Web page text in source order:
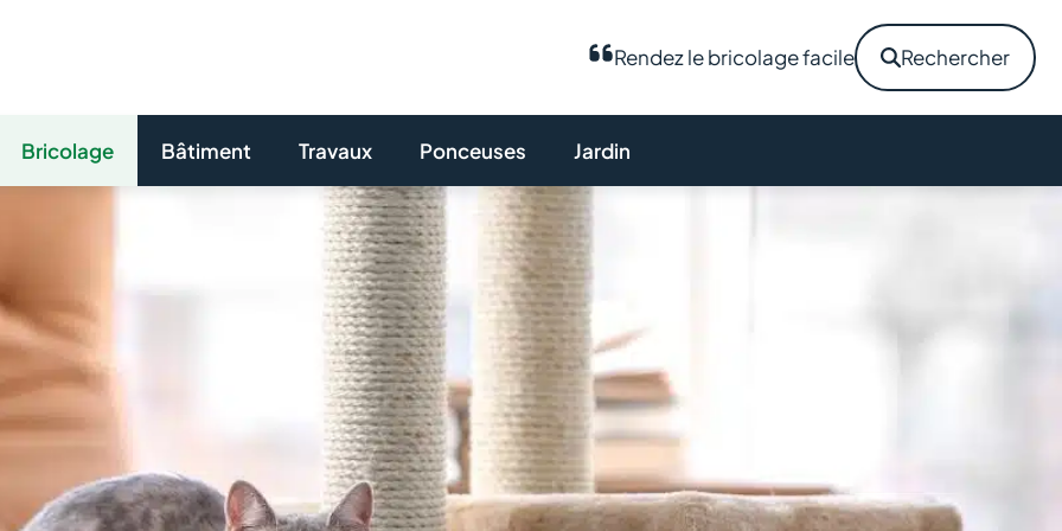
Rendez le bricolage facile Rechercher
Bricolage Bâtiment Travaux Ponceuses Jardin